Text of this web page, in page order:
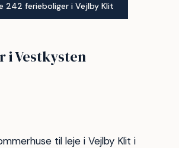
242 ferieboliger i Vejlby Klit
i Vestkysten
64
Søndervig
til leje i Vejlby Klit i